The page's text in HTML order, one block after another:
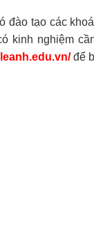
đào tạo các
kinh nghiệm
để